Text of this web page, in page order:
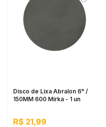
Disco de Lixa Abralon 6" /
150MM 600 Mirka - 1 un
R$ 21,99